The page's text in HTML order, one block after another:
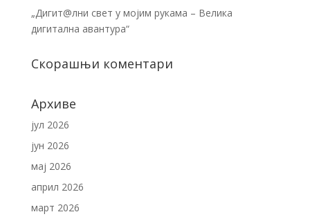
„Дигит@лни свет у мојим рукама – Велика
дигитална авантура“
Скорашњи коментари
Архиве
јул 2026
јун 2026
мај 2026
април 2026
март 2026